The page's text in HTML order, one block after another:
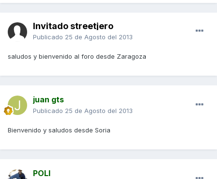
Invitado streetjero
Publicado 25 de Agosto del 2013
saludos y bienvenido al foro desde Zaragoza
juan gts
Publicado 25 de Agosto del 2013
Bienvenido y saludos desde Soria
POLI